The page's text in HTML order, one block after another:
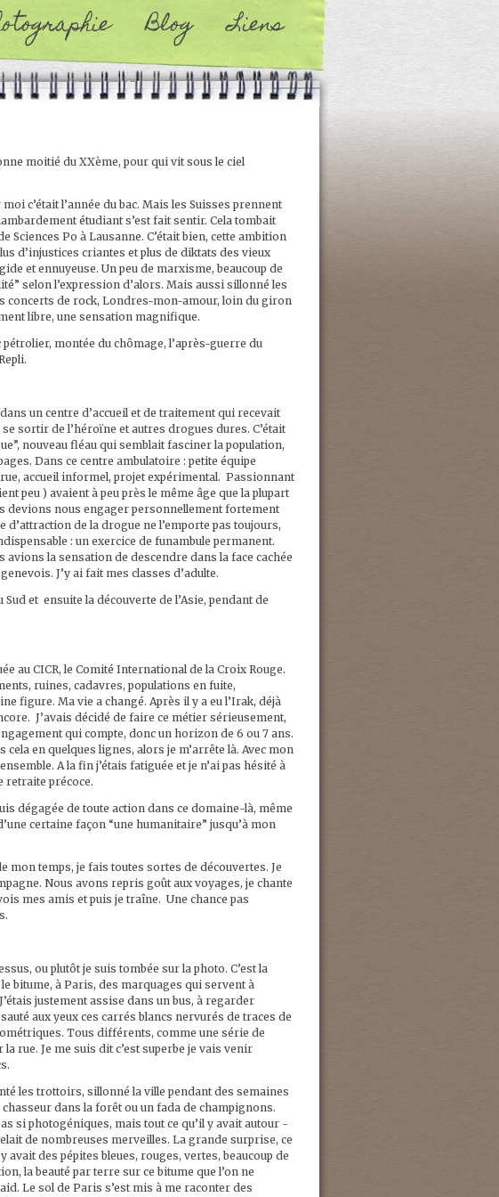
Blog Liens
moitié du XXème, pour qui vit sous le ciel
c’était l’année du bac. Mais les Suisses prennent
étudiant s’est fait sentir. Cela tombait
Sciences Po à Lausanne. C’était bien, cette ambition
d’injustices criantes et plus de diktats des vieux
et ennuyeuse. Un peu de marxisme, beaucoup de
selon l’expression d’alors. Mais aussi sillonné les
concerts de rock, Londres-mon-amour, loin du giron
libre, une sensation magnifique.
pétrolier, montée du chômage, l’après-guerre du
un centre d’accueil et de traitement qui recevait
sortir de l’héroïne et autres drogues dures. C’était
nouveau fléau qui semblait fasciner la population,
Dans ce centre ambulatoire : petite équipe
accueil informel, projet expérimental. Passionnant
peu ) avaient à peu près le même âge que la plupart
devions nous engager personnellement fortement
de la drogue ne l’emporte pas toujours,
: un exercice de funambule permanent.
avions la sensation de descendre dans la face cachée
J’y ai fait mes classes d’adulte.
et ensuite la découverte de l’Asie, pendant de
au CICR, le Comité International de la Croix Rouge.
ruines, cadavres, populations en fuite,
figure. Ma vie a changé. Après il y a eu l’Irak, déjà
J’avais décidé de faire ce métier sérieusement,
qui compte, donc un horizon de 6 ou 7 ans.
cela en quelques lignes, alors je m’arrête là. Avec mon
A la fin j’étais fatiguée et je n’ai pas hésité à
retraite précoce.
dégagée de toute action dans ce domaine-là, même
certaine façon “une humanitaire” jusqu’à mon
mon temps, je fais toutes sortes de découvertes. Je
Nous avons repris goût aux voyages, je chante
mes amis et puis je traîne. Une chance pas
ou plutôt je suis tombée sur la photo. C’est la
bitume, à Paris, des marquages qui servent à
justement assise dans un bus, à regarder
aux yeux ces carrés blancs nervurés de traces de
Tous différents, comme une série de
rue. Je me suis dit c’est superbe je vais venir
les trottoirs, sillonné la ville pendant des semaines
dans la forêt ou un fada de champignons.
si photogéniques, mais tout ce qu’il y avait autour -
de nombreuses merveilles. La grande surprise, ce
des pépites bleues, rouges, vertes, beaucoup de
la beauté par terre sur ce bitume que l’on ne
Le sol de Paris s’est mis à me raconter des